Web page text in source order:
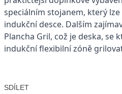
speciálním stojanem, který
indukční desce. Dalším
Plancha Gril, což je deska, se
indukční flexibilní zóně
SDÍLET